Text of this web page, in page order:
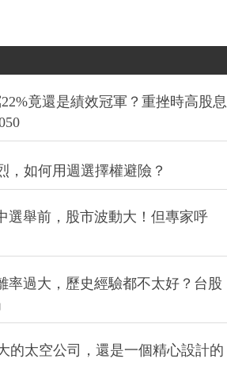
竟還是績效冠軍？重挫時高股息
，如何用週選擇權避險？
選舉前，股市波動大！但專家呼
率過大，歷史經驗都不太好？台股
的太空公司，還是一個精心設計的